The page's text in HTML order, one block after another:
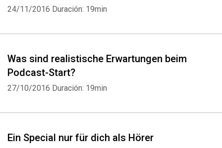
24/11/2016 Duración: 19min
Was sind realistische Erwartungen beim
Podcast-Start?
27/10/2016 Duración: 19min
Ein Special nur für dich als Hörer